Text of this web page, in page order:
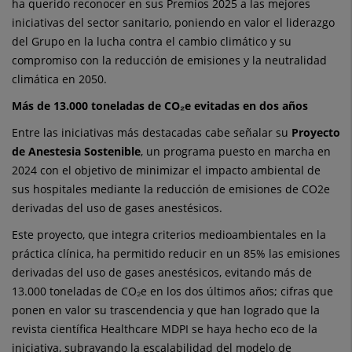
ha querido reconocer en sus Premios 2025 a las mejores
iniciativas del sector sanitario, poniendo en valor el liderazgo
del Grupo en la lucha contra el cambio climático y su
compromiso con la reducción de emisiones y la neutralidad
climática en 2050.
Más de 13.000 toneladas de CO₂e evitadas en dos años
Entre las iniciativas más destacadas cabe señalar su Proyecto
de Anestesia Sostenible, un programa puesto en marcha en
2024 con el objetivo de minimizar el impacto ambiental de
sus hospitales mediante la reducción de emisiones de CO2e
derivadas del uso de gases anestésicos.
Este proyecto, que integra criterios medioambientales en la
práctica clínica, ha permitido reducir en un 85% las emisiones
derivadas del uso de gases anestésicos, evitando más de
13.000 toneladas de CO₂e en los dos últimos años; cifras que
ponen en valor su trascendencia y que han logrado que la
revista científica Healthcare MDPI se haya hecho eco de la
iniciativa, subrayando la escalabilidad del modelo de